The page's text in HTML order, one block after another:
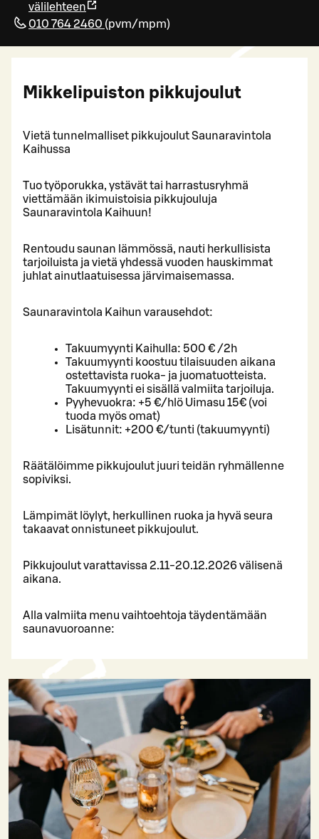
välilehteen
010 764 2460 (pvm/mpm)
Mikkelipuiston pikkujoulut
Vietä tunnelmalliset pikkujoulut Saunaravintola
Kaihussa
Tuo työporukka, ystävät tai harrastusryhmä
viettämään ikimuistoisia pikkujouluja
Saunaravintola Kaihuun!
Rentoudu saunan lämmössä, nauti herkullisista
tarjoiluista ja vietä yhdessä vuoden hauskimmat
juhlat ainutlaatuisessa järvimaisemassa.
Saunaravintola Kaihun varausehdot:
Takuumyynti Kaihulla: 500 € /2h
Takuumyynti koostuu tilaisuuden aikana
ostettavista ruoka- ja juomatuotteista.
Takuumyynti ei sisällä valmiita tarjoiluja.
Pyyhevuokra: +5 €/hlö Uimasu 15€ (voi
tuoda myös omat)
Lisätunnit: +200 €/tunti (takuumyynti)
Räätälöimme pikkujoulut juuri teidän ryhmällenne
sopiviksi.
Lämpimät löylyt, herkullinen ruoka ja hyvä seura
takaavat onnistuneet pikkujoulut.
Pikkujoulut varattavissa 2.11-20.12.2026 välisenä
aikana.
Alla valmiita menu vaihtoehtoja täydentämään
saunavuoroanne: